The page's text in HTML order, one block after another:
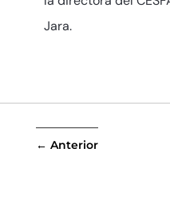
Jara.
← Anterior